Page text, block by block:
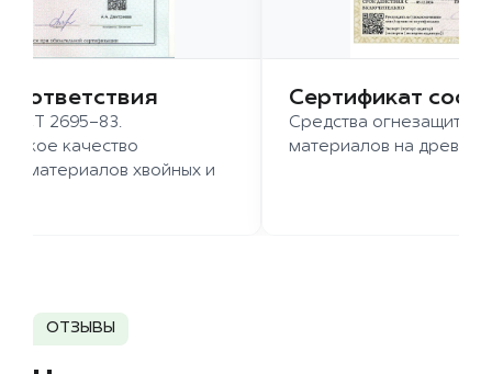
2695-83.
качество
хвойных и
Сертификат
Средства огнезащиты
материалов на
ОТЗЫВЫ